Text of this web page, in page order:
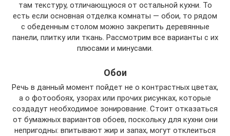
там текстуру, отличающуюся от остальной кухни. То
есть если основная отделка комнаты — обои, то рядом
с обеденным столом можно закрепить деревянные
панели, плитку или ткань. Рассмотрим все варианты с их
плюсами и минусами.
Обои
Речь в данный момент пойдет не о контрастных цветах,
а о фотообоях, узорах или прочих рисунках, которые
создадут необходимое зонирование. Стоит отказаться
от бумажных вариантов обоев, поскольку для кухни они
непригодны: впитывают жир и запах, могут отклеиться